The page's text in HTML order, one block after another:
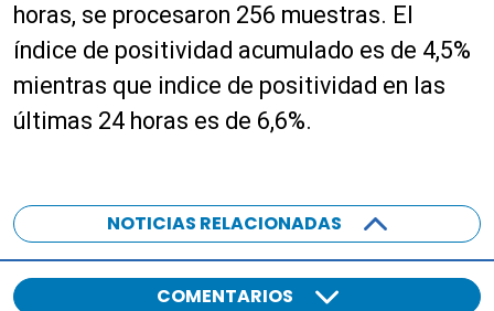
horas, se procesaron 256 muestras. El
índice de positividad acumulado es de 4,5%
mientras que indice de positividad en las
últimas 24 horas es de 6,6%.
NOTICIAS RELACIONADAS
COMENTARIOS